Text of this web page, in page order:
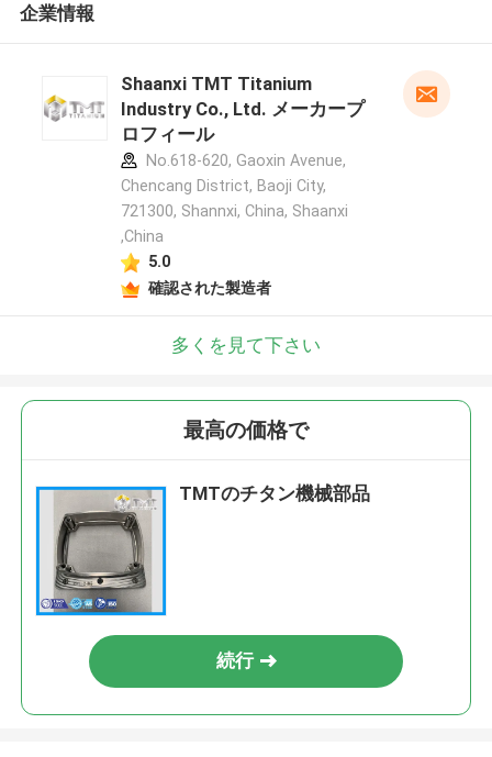
企業情報
Shaanxi TMT Titanium
Industry Co., Ltd. メーカープ
ロフィール
No.618-620, Gaoxin Avenue,
Chencang District, Baoji City,
721300, Shannxi, China, Shaanxi
,China
5.0
確認された製造者
多くを見て下さい
最高の価格で
TMTのチタン機械部品
続行